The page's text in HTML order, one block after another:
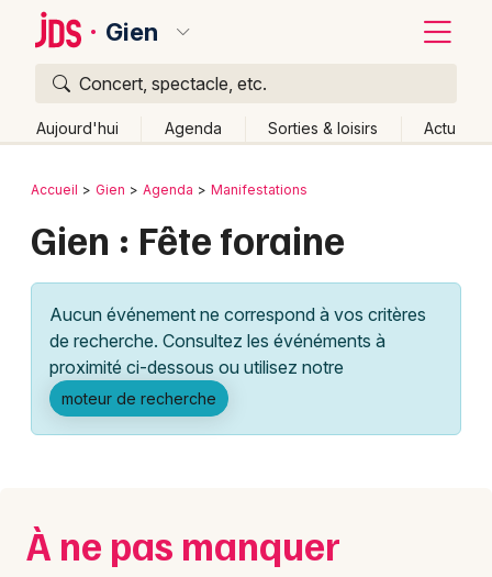
Gien
Concert, spectacle, etc.
Aujourd'hui Agenda Sorties & loisirs Actu
Publier un événement
Grands événements
Activité & Expérience
Manifestations
Spectacles
Bordeaux
Lille
Lyon
Marseille
Nantes
Retour
Accueil Gien Agenda Manifestations
Gien : Fête foraine
Aucun événement ne correspond à vos critères
de recherche. Consultez les événéments à
proximité ci-dessous ou utilisez notre
moteur de recherche
À ne pas manquer
Quoi ?
Où ?
Près de moi
Changer de lieu
Quand ?
Ce week-end